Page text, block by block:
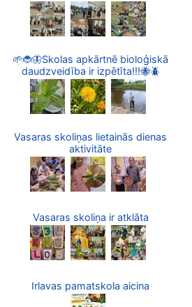
🌱🐞🦋Skolas apkārtnē bioloģiskā
daudzveidība ir izpētīta!!!🐝🪲
Vasaras skoliņas lietainās dienas
aktivitāte
Vasaras skoliņa ir atklāta
Irlavas pamatskola aicina